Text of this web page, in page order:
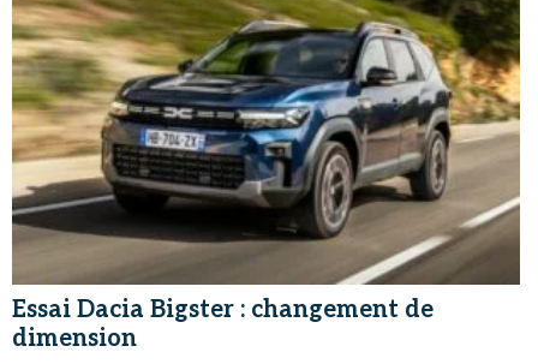
Essai Dacia Bigster : changement de
dimension